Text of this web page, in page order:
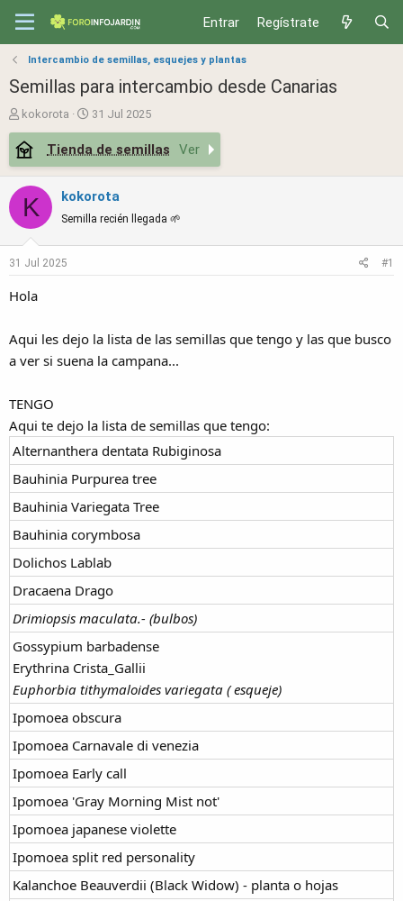
Entrar Regístrate
Intercambio de semillas, esquejes y plantas
Semillas para intercambio desde Canarias
T
h
r
e
a
d
t
kokorota
S
t
a
r
d
a
31 Jul 2025
Tienda de semillas Ver
K kokorota
Semilla recién llegada 🌱
31 Jul 2025 #1
Hola
Aqui les dejo la lista de las semillas que tengo y las que busco
a ver si suena la campana...
TENGO
Aqui te dejo la lista de semillas que tengo:
Alternanthera dentata Rubiginosa
Bauhinia Purpurea tree
Bauhinia Variegata Tree
Bauhinia corymbosa
Dolichos Lablab
Dracaena Drago
Drimiopsis maculata.- (bulbos)
Gossypium barbadense
Erythrina Crista_Gallii
Euphorbia tithymaloides variegata ( esqueje)
Ipomoea obscura
Ipomoea Carnavale di venezia
Ipomoea Early call
Ipomoea 'Gray Morning Mist not'
Ipomoea japanese violette
Ipomoea split red personality
Kalanchoe Beauverdii (Black Widow) - planta o hojas